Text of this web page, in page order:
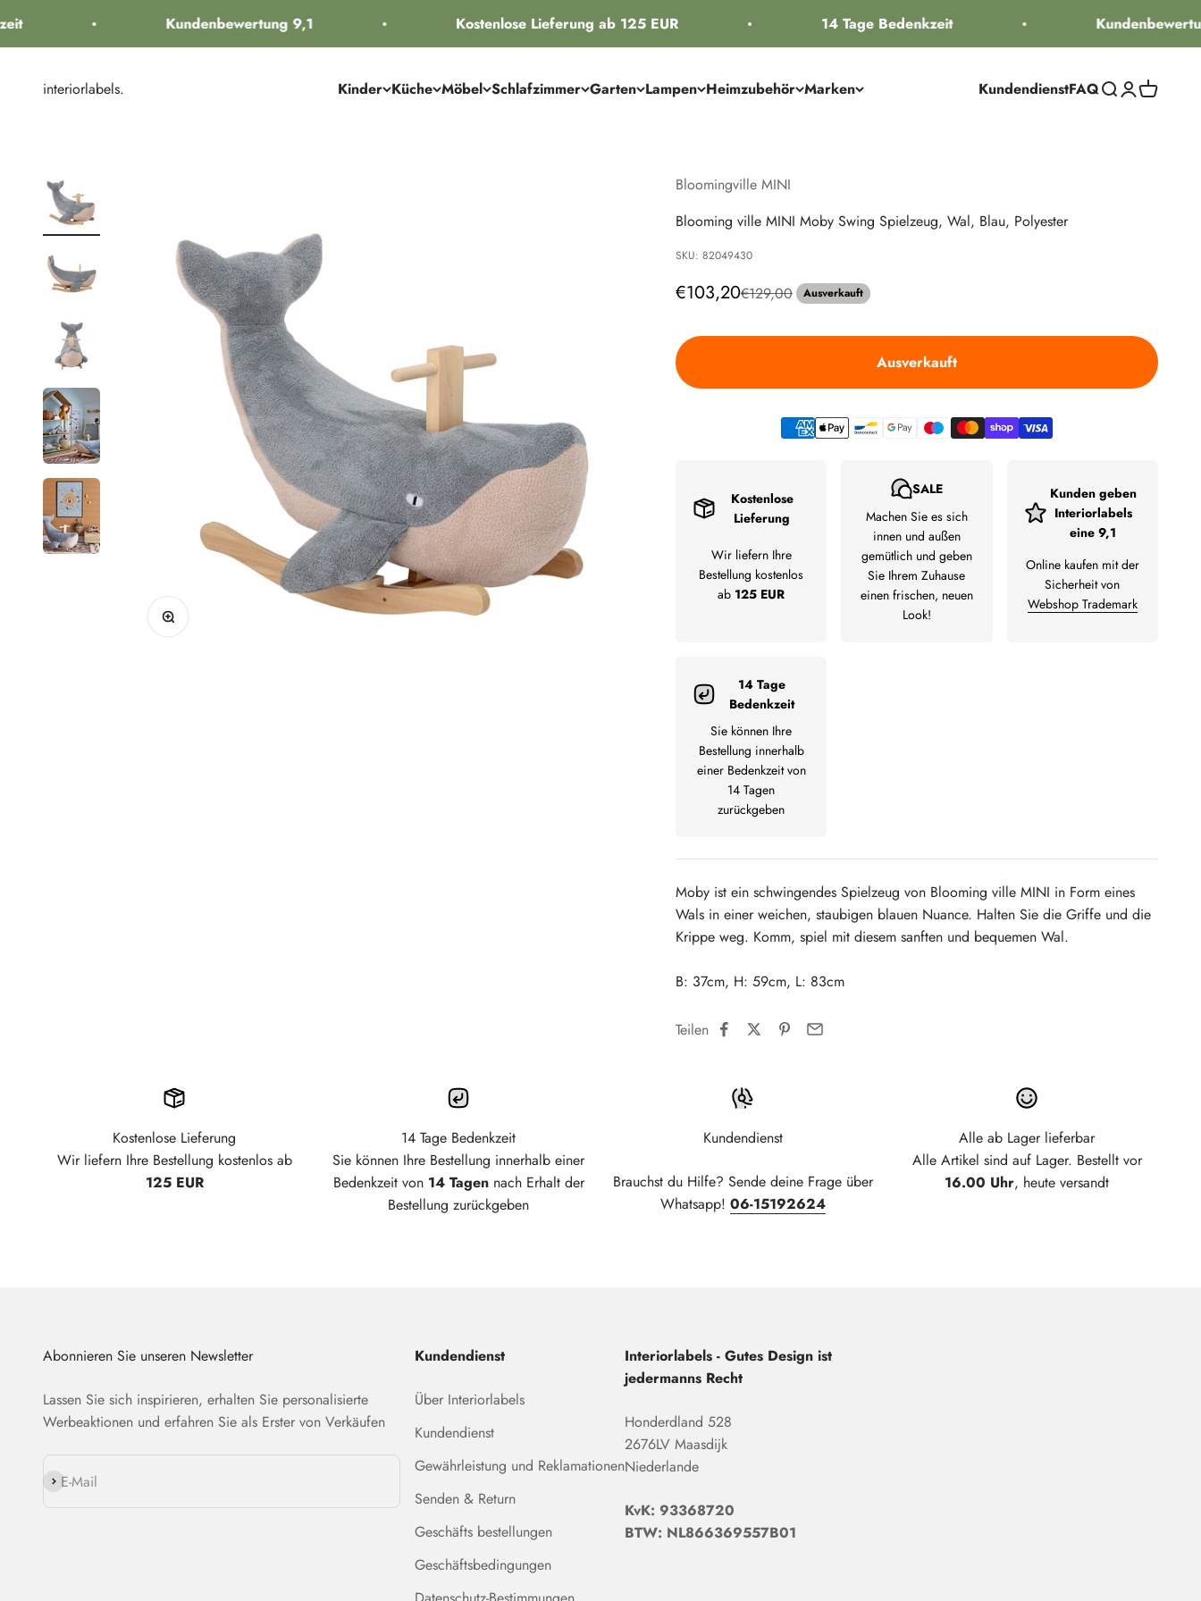
Kundenbewertung 9,1 Kostenlose Lieferung ab 125 EUR 14 Tage Bedenkzeit
Kinder Küche Möbel Schlafzimmer Garten Lampen Heimzubehör Marken
interiorlabels. KundendienstFAQSuche öffnen
Bild vergrößern
Bloomingville MINI
Blooming ville MINI Moby Swing Spielzeug, Wal, Blau, Polyester
SKU: 82049430
Angebot
€103,20Regulärer Preis
€129,00 Ausverkauft
Ausverkauft
Kostenlose
Lieferung
Wir liefern Ihre
Bestellung kostenlos
ab 125 EUR
SALE
Machen Sie es sich
innen und außen
gemütlich und geben
Sie Ihrem Zuhause
einen frischen, neuen
Look!
Kunden geben
Interiorlabels
eine 9,1
Online kaufen mit der
Sicherheit von
Webshop Trademark
14 Tage
Bedenkzeit
Sie können Ihre
Bestellung innerhalb
einer Bedenkzeit von
14 Tagen
zurückgeben
Moby ist ein schwingendes Spielzeug von Blooming ville MINI in Form eines
Wals in einer weichen, staubigen blauen Nuance. Halten Sie die Griffe und die
Krippe weg. Komm, spiel mit diesem sanften und bequemen Wal.
B: 37cm, H: 59cm, L: 83cm
Teilen
Kostenlose Lieferung
Wir liefern Ihre Bestellung kostenlos ab
125 EUR
14 Tage Bedenkzeit
Sie können Ihre Bestellung innerhalb einer
Bedenkzeit von 14 Tagennach Erhalt der
Bestellung zurückgeben
Kundendienst
Brauchst du Hilfe? Sende deine Frage über
Whatsapp! 06-15192624
Alle ab Lager lieferbar
Alle Artikel sind auf Lager. Bestellt vor
16.00 Uhr, heute versandt
Abonnieren Sie unseren Newsletter
Lassen Sie sich inspirieren, erhalten Sie personalisierte
Werbeaktionen und erfahren Sie als Erster von Verkäufen
E-Mail
Abonnieren
Kundendienst
Über Interiorlabels
Kundendienst
Gewährleistung und Reklamationen
Senden & Return
Geschäfts bestellungen
Geschäftsbedingungen
Interiorlabels - Gutes Design ist
jedermanns Recht
Honderdland 528
2676LV Maasdijk
Niederlande
KvK: 93368720
BTW: NL866369557B01